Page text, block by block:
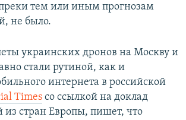
тем или иным прогнозам
не было.
украинских дронов на Москву и
стали рутиной, как и
интернета в российской
Times со ссылкой на доклад
из стран Европы, пишет, что